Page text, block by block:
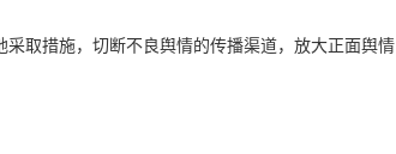
取措施，切断不良舆情的传播渠道，放大正面舆情